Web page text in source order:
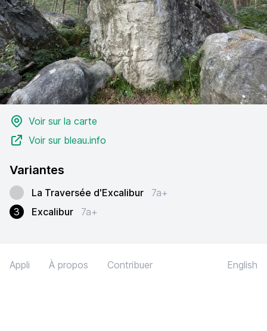
Voir sur la carte
Voir sur bleau.info
Variantes
La Traversée d'Excalibur
7a+
3
Excalibur 7a+
Appli À propos Contribuer English